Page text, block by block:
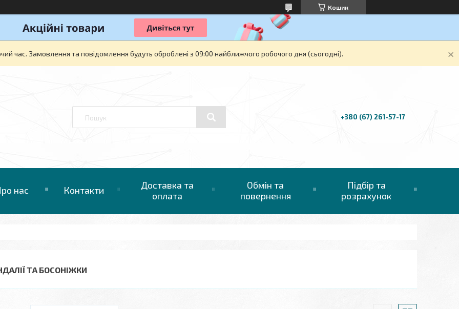
Кошик
час. Замовлення та повідомлення будуть оброблені з 09:00 найближчого робочого дня (сьогодні).
+380 (67) 261-57-17
нас Контакти
Доставка та
оплата
Обмін та
повернення
Підбір та
розрахунок
ТА БОСОНІЖКИ